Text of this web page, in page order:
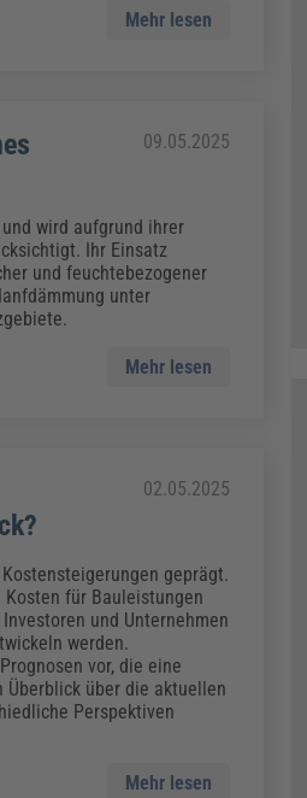
Mehr lesen
09.05.2025
wird aufgrund ihrer
Ihr Einsatz
und feuchtebezogener
unter
Mehr lesen
02.05.2025
geprägt.
für Bauleistungen
und Unternehmen
werden.
vor, die eine
Überblick über die aktuellen
Perspektiven
Mehr lesen